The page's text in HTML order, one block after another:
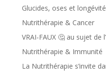
Glucides, oses et longévité
Nutrithérapie & Cancer
VRAI-FAUX 🤔 au sujet de
Nutrithérapie & Immunité
La Nutrithérapie s’invite